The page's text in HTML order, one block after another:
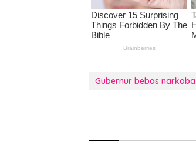
Gubernur bebas narkoba